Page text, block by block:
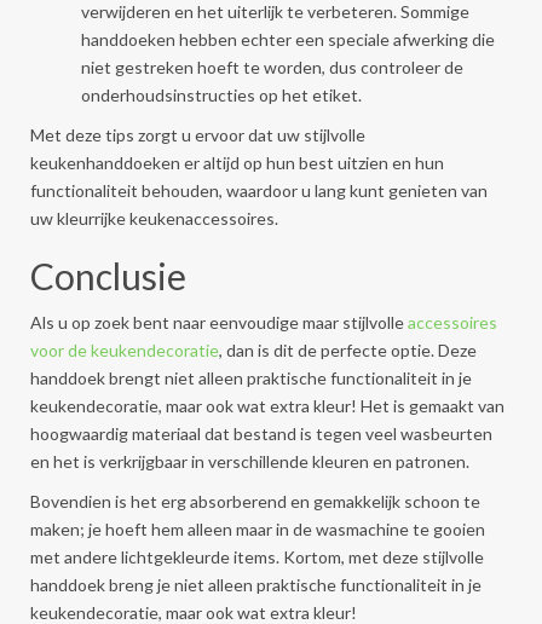
verwijderen en het uiterlijk te verbeteren. Sommige
handdoeken hebben echter een speciale afwerking die
niet gestreken hoeft te worden, dus controleer de
onderhoudsinstructies op het etiket.
Met deze tips zorgt u ervoor dat uw stijlvolle
keukenhanddoeken er altijd op hun best uitzien en hun
functionaliteit behouden, waardoor u lang kunt genieten van
uw kleurrijke keukenaccessoires.
Conclusie
Als u op zoek bent naar eenvoudige maar stijlvolleaccessoires
voor de keukendecoratie, dan is dit de perfecte optie. Deze
handdoek brengt niet alleen praktische functionaliteit in je
keukendecoratie, maar ook wat extra kleur! Het is gemaakt van
hoogwaardig materiaal dat bestand is tegen veel wasbeurten
en het is verkrijgbaar in verschillende kleuren en patronen.
Bovendien is het erg absorberend en gemakkelijk schoon te
maken; je hoeft hem alleen maar in de wasmachine te gooien
met andere lichtgekleurde items. Kortom, met deze stijlvolle
handdoek breng je niet alleen praktische functionaliteit in je
keukendecoratie, maar ook wat extra kleur!